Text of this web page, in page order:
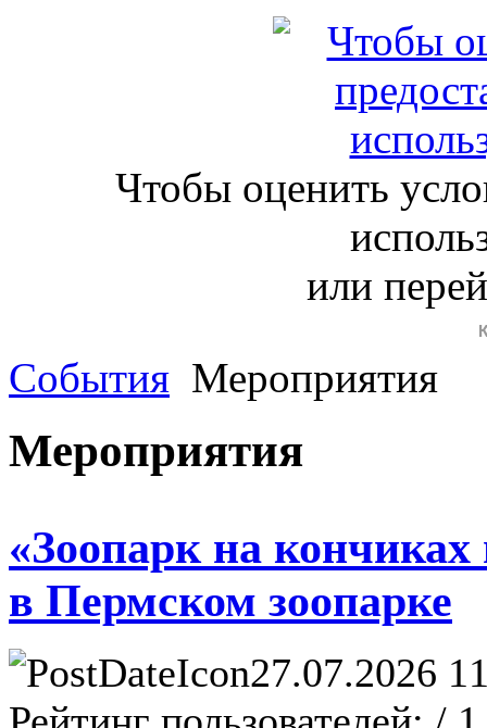
Чтобы оценить
или
События Мероприятия
Мероприятия
«Зоопарк на
в Пермском зоопарке
27.07.2026